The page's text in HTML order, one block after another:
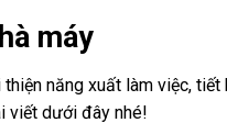
máy
năng xuất làm việc,
viết dưới đây nhé!